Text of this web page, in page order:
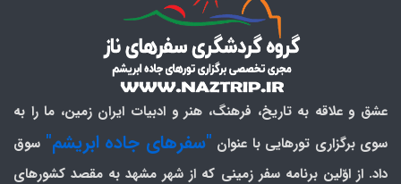
عشق و علاقه به تاریخ، فرهنگ، هنر و ادبیات ایران زمین، ما را به
سوی برگزاری تورهایی با عنوان "سفرهای جاده ابریشم" سوق
داد. از اوّلین برنامه سفر زمینی که از شهر مشهد به مقصد کشورهای